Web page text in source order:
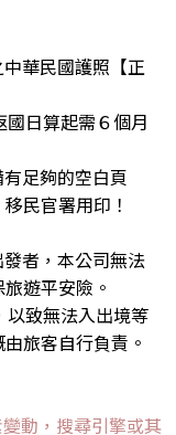
華民國護照【正
日算起需６個月
足夠的空白頁
民官署用印！
者，本公司無法
遊平安險。
致無法入出境等
旅客自行負責。
動，搜尋引擎或其